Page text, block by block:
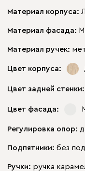
Материал корпуса:
Материал фасада:
Материал ручек:
Цвет корпуса:
Цвет задней стенки:
Цвет фасада:
Регулировка опор:
Подпятники: без
Ручки: ручка